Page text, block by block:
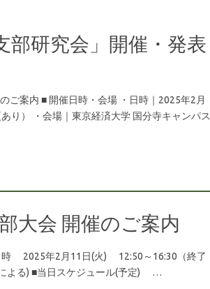
部研究会」開催・発表
ご案内 ■ 開催日時・会場 ・日時｜2025年2月
り） ・会場｜東京経済大学 国分寺キャンパス
大会 開催のご案内
時 2025年2月11日(火) 12:50～16:30（終了
よる) ■当日スケジュール(予定) …